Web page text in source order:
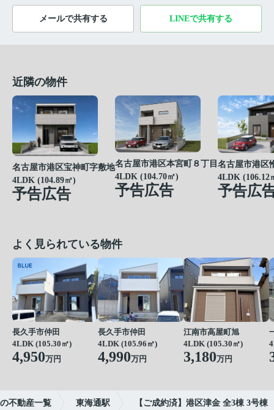
メールで共有する LINEで共有する
近隣の物件
名古屋市港区宝神町字敷地
4LDK (104.89㎡)
予告広告
名古屋市港区本宮町８丁目
4LDK (104.70㎡)
予告広告
名古屋市港区
4LDK (106.12
予告広
よく見られている物件
長久手市仲田
4LDK (105.30㎡)
4,950万円
長久手市仲田
4LDK (105.96㎡)
4,990万円
江南市高屋町旭
4LDK (105.30㎡)
3,180万円
不動産一覧 東海通駅 【ご成約済】港区津金 全3棟 3号棟